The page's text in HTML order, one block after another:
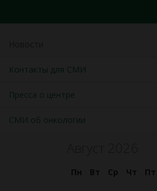
Контакты для СМИ
Пресса о центре
СМИ об онкологии
Пн Вт Ср Чт Пт